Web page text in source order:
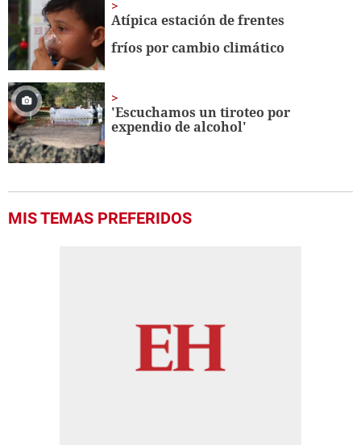
Atípica estación de frentes
fríos por cambio climático
'Escuchamos un tiroteo por
expendio de alcohol'
MIS TEMAS PREFERIDOS